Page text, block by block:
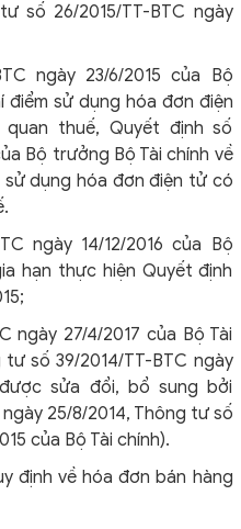
số 26/2015/TT-BTC ngày
ngày 23/6/2015 của Bộ
điểm sử dụng hóa đơn điện
thuế, Quyết định số
Bộ trưởng Bộ Tài chính về
sử dụng hóa đơn điện tử có
ngày 14/12/2016 của Bộ
hạn thực hiện Quyết định
ngày 27/4/2017 của Bộ Tài
số 39/2014/TT-BTC ngày
sửa đổi, bổ sung bởi
25/8/2014, Thông tư số
của Bộ Tài chính).
định về hóa đơn bán hàng